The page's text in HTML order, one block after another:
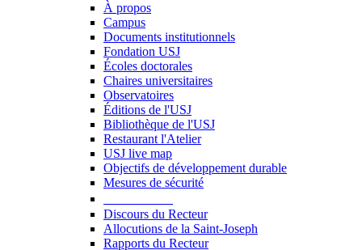
À propos
Campus
Documents institutionnels
Fondation USJ
Écoles doctorales
Chaires universitaires
Observatoires
Éditions de l'USJ
Bibliothèque de l'USJ
Restaurant l'Atelier
USJ live map
Objectifs de développement durable
Mesures de sécurité
Discours du Recteur
Allocutions de la Saint-Joseph
Rapports du Recteur